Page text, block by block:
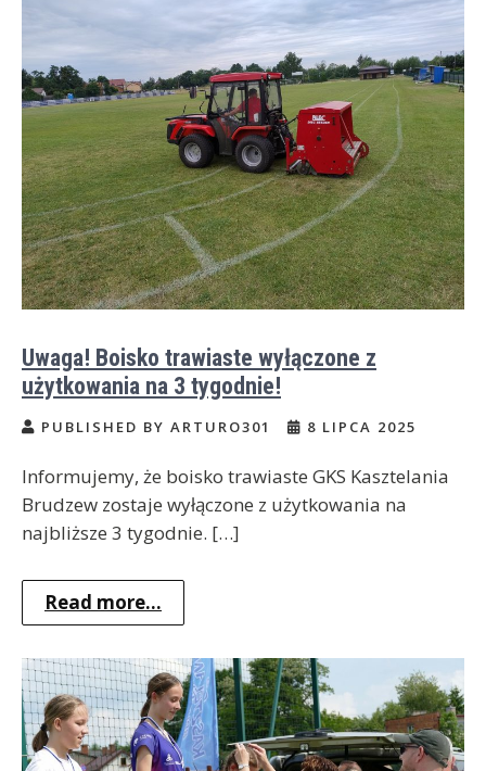
Uwaga! Boisko trawiaste wyłączone z
użytkowania na 3 tygodnie!
PUBLISHED BY ARTURO301 8 LIPCA 2025
Informujemy, że boisko trawiaste GKS Kasztelania
Brudzew zostaje wyłączone z użytkowania na
najbliższe 3 tygodnie. […]
Read more...